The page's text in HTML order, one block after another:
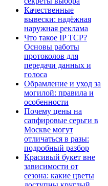
Качественные
вывески: надёжная
наружная реклама
Что такое IP TCP?
Основы работы
протоколов для
передачи данных и
голоса
Обрамление и уход за
могилой: правила и
особенности
Почему цены на
сапфировые серьги в
Москве могут
отличаться в разы:
подробный разбор
Красивый букет вне
зависимости от
сезона: какие цветы